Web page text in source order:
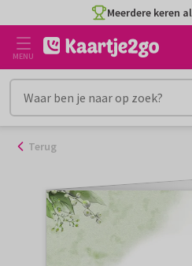
naar
inhoud
Meerdere keren
MENU
Terug